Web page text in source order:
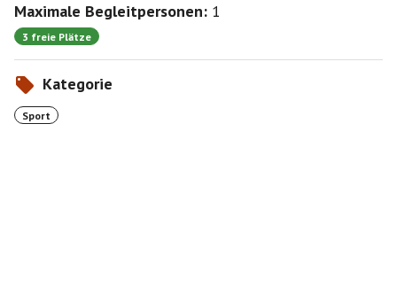
Maximale Begleitpersonen: 1
3 freie Plätze
Kategorie
Sport